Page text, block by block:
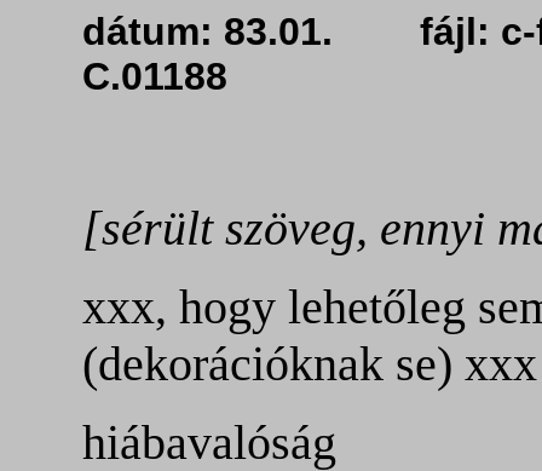
dátum: 83.01. fájl:
C.01188
[sérült szöveg, ennyi
xxx, hogy lehetőleg
(dekorációknak se) xxx
hiábavalóság